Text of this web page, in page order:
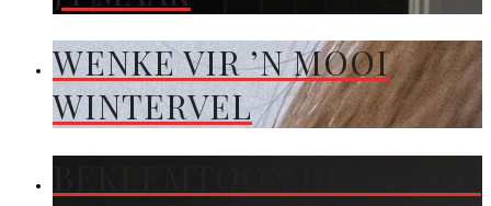
WENKE VIR ’N MOOI
WINTERVEL